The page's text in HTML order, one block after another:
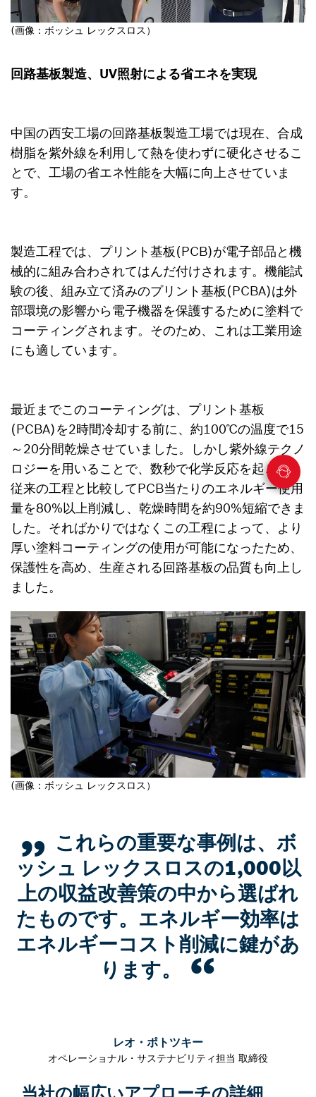
(画像：ボッシュ レックスロス）
回路基板製造、UV照射による省エネを実現
中国の西安工場の回路基板製造工場では現在、合成
樹脂を紫外線を利用して熱を使わずに硬化させるこ
とで、工場の省エネ性能を大幅に向上させていま
す。
製造工程では、プリント基板(PCB)が電子部品と機
械的に組み合わされてはんだ付けされます。機能試
験の後、組み立て済みのプリント基板(PCBA)は外
部環境の影響から電子機器を保護するために塗料で
コーティングされます。そのため、これは工業用途
にも適しています。
最近までこのコーティングは、プリント基板
(PCBA)を2時間冷却する前に、約100℃の温度で15
～20分間乾燥させていました。しかし紫外線テクノ
ロジーを用いることで、数秒で化学反応を起こし、
従来の工程と比較してPCB当たりのエネルギー使用
量を80%以上削減し、乾燥時間を約90%短縮できま
した。そればかりではなくこの工程によって、より
厚い塗料コーティングの使用が可能になったため、
保護性を高め、生産される回路基板の品質も向上し
ました。
(画像：ボッシュ レックスロス）
これらの重要な事例は、ボ
ッシュ レックスロスの1,000以
上の収益改善策の中から選ばれ
たものです。エネルギー効率は
エネルギーコスト削減に鍵があ
ります。
レオ・ポトツキー
オペレーショナル・サステナビリティ担当 取締役